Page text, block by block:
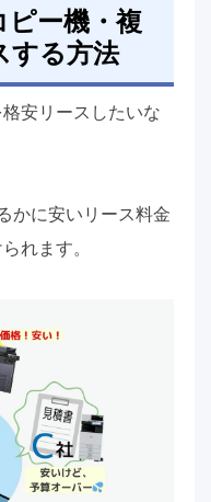
ピー機・複
する方法
安リースしたいな
かに安いリース料金
れます。